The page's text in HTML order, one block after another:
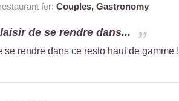
for: Couples, Gastronomy
de se rendre dans...
rendre dans ce resto haut de gamme !